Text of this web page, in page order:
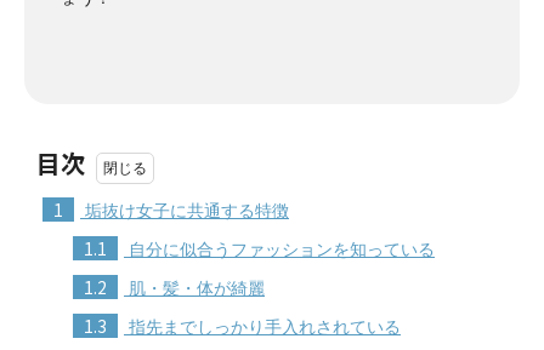
目次
1 垢抜け女子に共通する特徴
1.1 自分に似合うファッションを知っている
1.2 肌・髪・体が綺麗
1.3 指先までしっかり手入れされている